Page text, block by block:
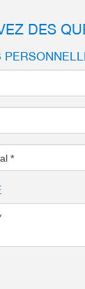
DES
*